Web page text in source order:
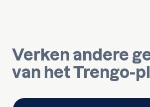
Verken andere
van het Trengo-